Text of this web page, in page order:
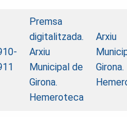
Premsa
digitalitzada.
Arxiu
Municipal de
Girona.
Hemeroteca
Arxiu
Girona.